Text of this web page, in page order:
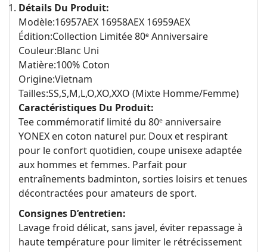
Détails Du Produit:
Modèle:16957AEX 16958AEX 16959AEX
Édition:Collection Limitée 80ᵉ Anniversaire
Couleur:Blanc Uni
Matière:100% Coton
Origine:Vietnam
Tailles:SS,S,M,L,O,XO,XXO (Mixte Homme/Femme)
Caractéristiques Du Produit:
Tee commémoratif limité du 80ᵉ anniversaire
YONEX en coton naturel pur. Doux et respirant
pour le confort quotidien, coupe unisexe adaptée
aux hommes et femmes. Parfait pour
entraînements badminton, sorties loisirs et tenues
décontractées pour amateurs de sport.
Consignes D’entretien:
Lavage froid délicat, sans javel, éviter repassage à
haute température pour limiter le rétrécissement